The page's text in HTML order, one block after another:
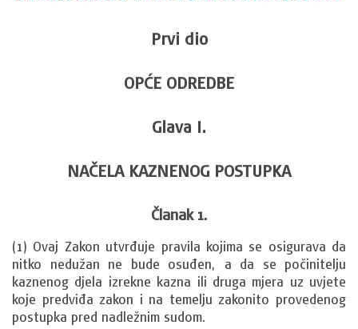
Prvi dio
OPĆE ODREDBE
Glava I.
NAČELA KAZNENOG POSTUPKA
Članak 1.
(1) Ovaj Zakon utvrđuje pravila kojima se osigurava da
nitko nedužan ne bude osuđen, a da se počinitelju
kaznenog djela izrekne kazna ili druga mjera uz uvjete
koje predviđa zakon i na temelju zakonito provedenog
postupka pred nadležnim sudom.